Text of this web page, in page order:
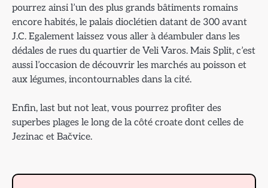
pourrez ainsi l’un des plus grands bâtiments romains
encore habités, le palais dioclétien datant de 300 avant
J.C. Egalement laissez vous aller à déambuler dans les
dédales de rues du quartier de Veli Varos. Mais Split, c’est
aussi l’occasion de découvrir les marchés au poisson et
aux légumes, incontournables dans la cité.
Enfin, last but not leat, vous pourrez profiter des
superbes plages le long de la côté croate dont celles de
Jezinac et Bačvice.